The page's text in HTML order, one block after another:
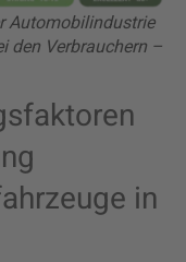
Automobilindustrie
den Verbrauchern –
in